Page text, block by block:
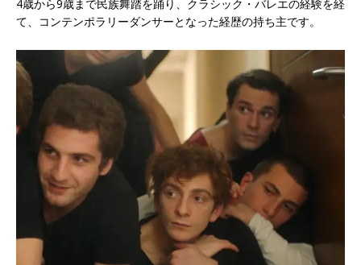
4歳から9歳まで民族舞踏を踊り、クラシック・バレエの経験を経
て、コンテンポラリーダンサーとなった経歴の持ち主です。